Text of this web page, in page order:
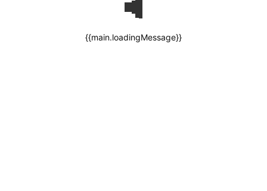
{{main.loadingMessage}}